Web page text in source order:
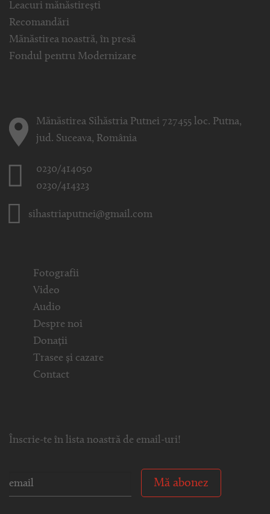
Leacuri mănăstirești
Recomandări
Mănăstirea noastră, în presă
Fondul pentru Modernizare
Mănăstirea Sihăstria Putnei 727455 loc. Putna,
jud. Suceava, România
0230/414050
0230/414323
sihastriaputnei@gmail.com
Fotografii
Video
Audio
Despre noi
Donații
Trasee și cazare
Contact
Înscrie-te în lista noastră de email-uri!
Mă abonez